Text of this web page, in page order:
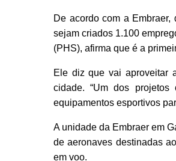
De acordo com a
sejam criados 1.100
(PHS), afirma que é a
Ele diz que vai aproveitar
cidade. “Um dos
equipamentos esportivos
A unidade da Embraer em
de aeronaves destinadas
em voo.